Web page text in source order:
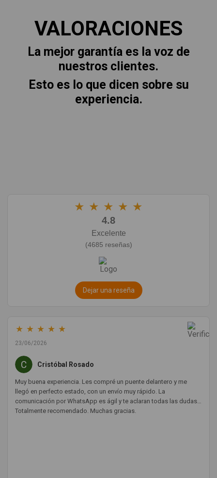
VALORACIONES
La mejor garantía es la voz de
nuestros clientes.
Esto es lo que dicen sobre su
experiencia.
★ ★ ★ ★ ★
4.8
Excelente
(4685 reseñas)
Dejar una reseña
★ ★ ★ ★ ★
23/06/2026
Cristóbal Rosado
Muy buena experiencia. Les compré un puente delantero y me
llegó en perfecto estado, con un envío muy rápido. La
comunicación por WhatsApp es ágil y te aclaran todas las dudas.
Totalmente recomendado. Muchas gracias.